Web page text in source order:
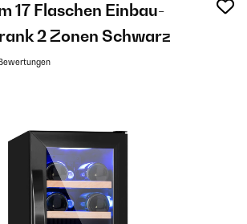
17 Flaschen Einbau-
2 Zonen Schwarz